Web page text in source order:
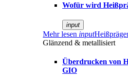
Wofür wird
input
Mehr lesen input
Glänzend & metallisiert
Überdrucken von
GIO